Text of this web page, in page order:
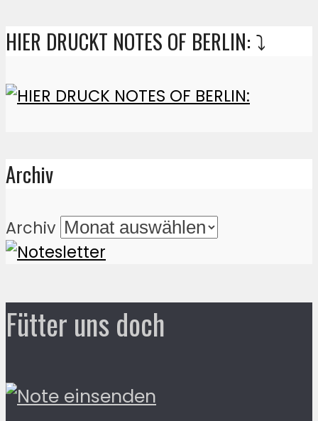
HIER DRUCKT NOTES OF BERLIN: ⤵️
Archiv
Archiv
Fütter uns doch